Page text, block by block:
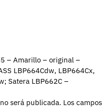
– Amarillo – original –
LBP664Cdw, LBP664Cx,
Satera LBP662C –
será publicada. Los campos